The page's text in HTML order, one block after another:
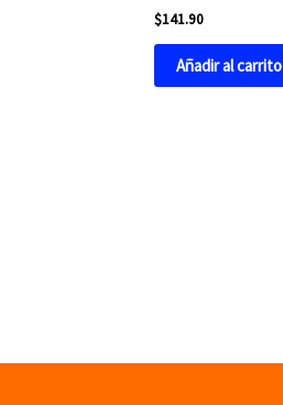
$141.90
Añadir al carrito